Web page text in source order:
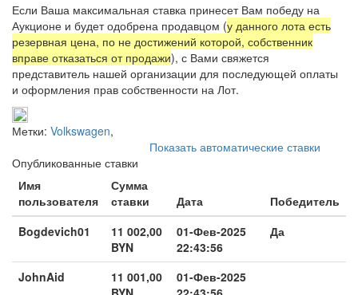
Если Ваша максимальная ставка принесет Вам победу на
Аукционе и будет одобрена продавцом (у данного лота есть
резервная цена, по не достижений которой, собственник
вправе отказаться от продажи), с Вами свяжется
представитель нашей организации для последующей оплаты
и оформления прав собственности на Лот.
Метки: Volkswagen,
Показать автоматические ставки
Опубликованные ставки
Имя
пользователя
Сумма
ставки
Дата
Победитель
Bogdevich01
11 002,00
BYN
01-Фев-2025
22:43:56
Да
JohnAid
11 001,00
01-Фев-2025